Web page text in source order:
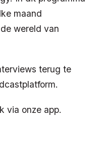
maand
wereld van
terug te
via onze app.